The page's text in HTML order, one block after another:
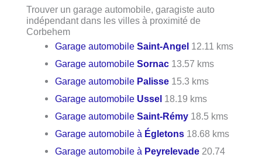
Trouver un garage automobile, garagiste auto
indépendant dans les villes à proximité de
Corbehem
Garage automobileSaint-Angel 12.11 kms
Garage automobileSornac 13.57 kms
Garage automobile Palisse 15.3 kms
Garage automobile Ussel 18.19 kms
Garage automobileSaint-Rémy 18.5 kms
Garage automobile à Égletons 18.68 kms
Garage automobile à Peyrelevade 20.74